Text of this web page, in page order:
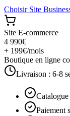
Choisir Site
Site E-commerce
4 990€
+ 199€/mois
Boutique en ligne
Livraison : 6-8
Paiement